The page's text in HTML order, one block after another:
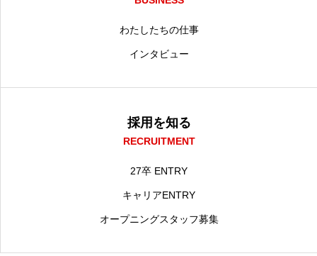
わたしたちの仕事
インタビュー
採用を知る
RECRUITMENT
27卒 ENTRY
キャリアENTRY
オープニングスタッフ募集